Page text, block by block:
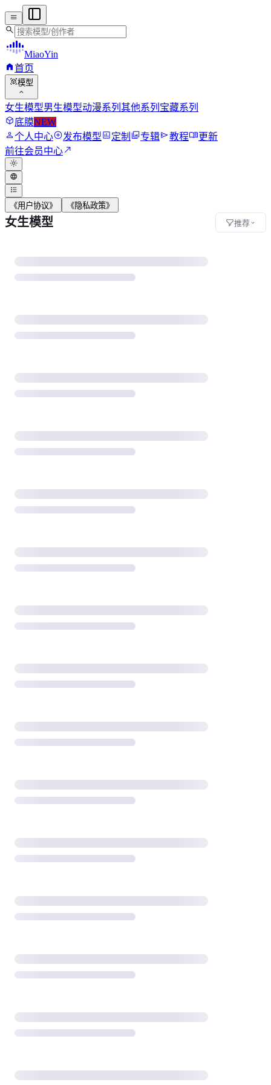
menu
search
MiaoYin
home首页
view_in_ar模型
expand_more
女生模型男生模型动漫系列 其他系列 宝藏系列
deployed_code底膜NEW
person个人中心add_circle发布模型assessment定制 photo_library专辑send教程menu_book更新
前往会员中心north_east
light_mode
language
format_list_bulleted
《用户协议》 《隐私政策》
女生模型 推荐